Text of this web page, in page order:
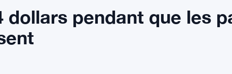
dollars pendant que les